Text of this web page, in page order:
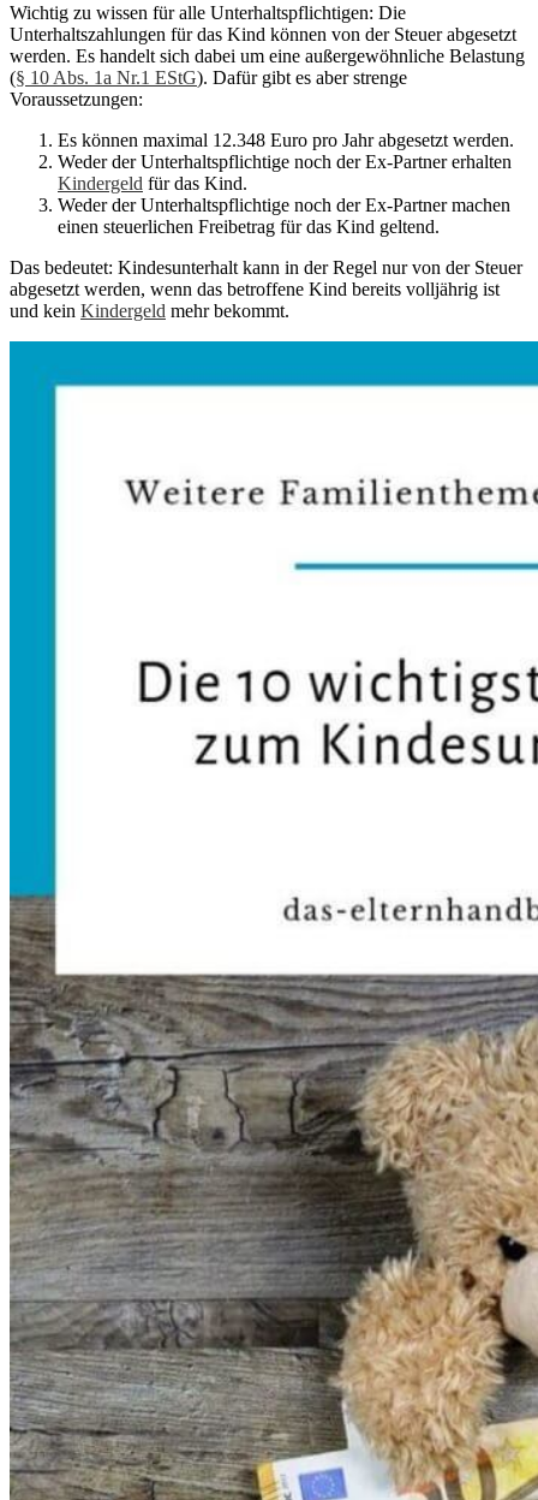
Wichtig zu wissen für alle Unterhaltspflichtigen: Die
Unterhaltszahlungen für das Kind können von der Steuer abgesetzt
werden. Es handelt sich dabei um eine außergewöhnliche Belastung
(§ 10 Abs. 1a Nr.1 EStG). Dafür gibt es aber strenge
Voraussetzungen:
Es können maximal 12.348 Euro pro Jahr abgesetzt werden.
Weder der Unterhaltspflichtige noch der Ex-Partner erhalten
Kindergeld für das Kind.
Weder der Unterhaltspflichtige noch der Ex-Partner machen
einen steuerlichen Freibetrag für das Kind geltend.
Das bedeutet: Kindesunterhalt kann in der Regel nur von der Steuer
abgesetzt werden, wenn das betroffene Kind bereits volljährig ist
und kein Kindergeld mehr bekommt.